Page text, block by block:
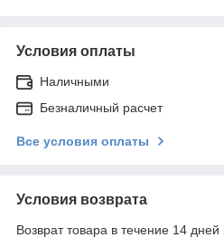
Условия оплаты
Наличными
Безналичный расчет
Все условия оплаты
Условия возврата
Возврат товара в течение 14 дней